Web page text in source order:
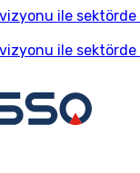
ile sektörde
ile sektörde